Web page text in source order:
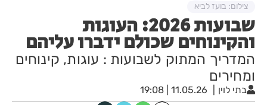
שבועות 2026: העוגות
והקינוחים שכולם ידברו עליהם
המדריך המתוק לשבועות : עוגות, קינוחים
ומחירים
בתי לוין 11.05.26 | 19:08
צילום: בועז לביא